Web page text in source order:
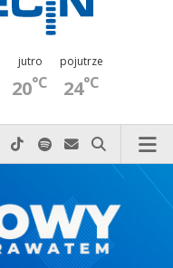
jutro
20°C
pojutrze
24°C
do nas zadzwoń
na Facebook-u
nas na X
Odwiedź nas na Instagram-ie
Odwiedź nas na TikTok-u
Szukaj nas na Spotify
Wyślij do nas
Szukaj